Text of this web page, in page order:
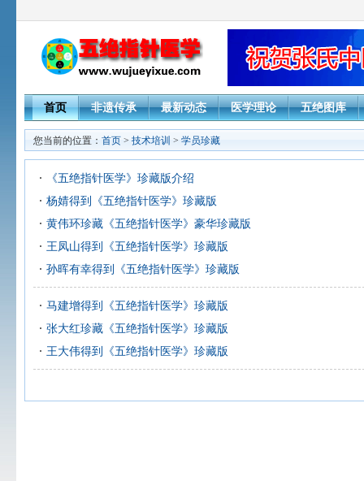
首页 非遗传承 最新动态 医学理论 五绝图库
您当前的位置： 首页 > 技术培训 > 学员珍藏
《五绝指针医学》珍藏版介绍
杨婧得到《五绝指针医学》珍藏版
黄伟环珍藏《五绝指针医学》豪华珍藏版
王凤山得到《五绝指针医学》珍藏版
孙晖有幸得到《五绝指针医学》珍藏版
马建增得到《五绝指针医学》珍藏版
张大红珍藏《五绝指针医学》珍藏版
王大伟得到《五绝指针医学》珍藏版